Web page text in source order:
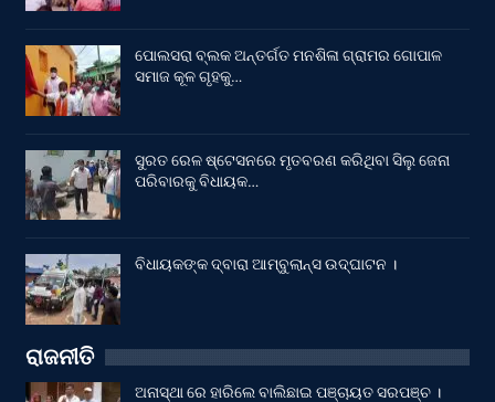
ପୋଲସରା ବ୍ଲକ ଅନ୍ତର୍ଗତ ମନଶିଳା ଗ୍ରାମର ଗୋପାଳ
ସମାଜ କୂଳ ଗୃହକୁ…
ସୁରତ ରେଳ ଷ୍ଟେସନରେ ମୃତବରଣ କରିଥିବା ସିଲୁ ଜେନା
ପରିବାରକୁ ବିଧାୟକ…
ବିଧାୟକଙ୍କ ଦ୍ବାରା ଆମ୍ବୁଲାନ୍ସ ଉଦ୍‌ଘାଟନ ।
ରାଜନୀତି
ଅନାସ୍ଥା ରେ ହାରିଲେ ବାଲିଛାଇ ପଞ୍ଚାୟତ ସରପଞ୍ଚ ।